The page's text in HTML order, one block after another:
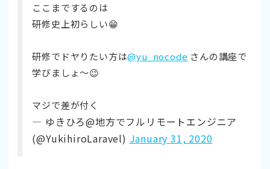
ここまでするのは
研修史上初らしい😁
研修でドヤりたい方は@yu_nocode さんの講座で
学びましょ〜😉
マジで差が付く
— ゆきひろ@地方でフルリモートエンジニア
(@YukihiroLaravel) January 31, 2020